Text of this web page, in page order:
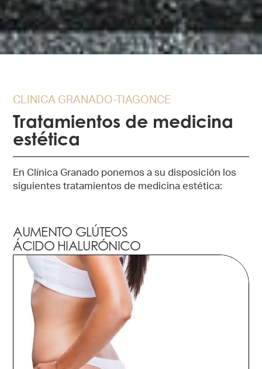
CLINICA GRANADO-TIAGONCE
Tratamientos de medicina
estética
En Clínica Granado ponemos a su disposición los
siguientes tratamientos de medicina estética:
AUMENTO GLÚTEOS
ÁCIDO HIALURÓNICO